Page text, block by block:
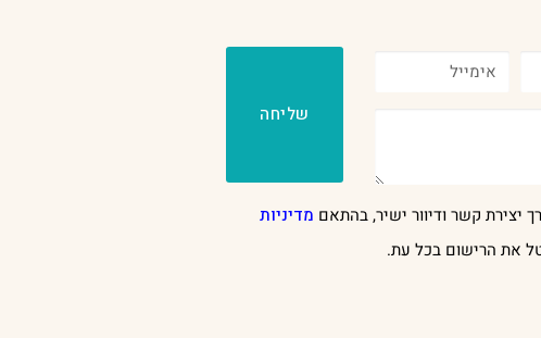
יצירת קשר ודיוור ישיר, בהתאם מדיניות
את הרישום בכל עת.
שליחה